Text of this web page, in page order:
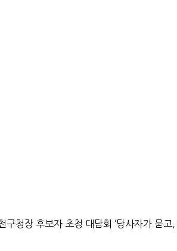
청장 후보자 초청 대담회 ‘당사자가 묻